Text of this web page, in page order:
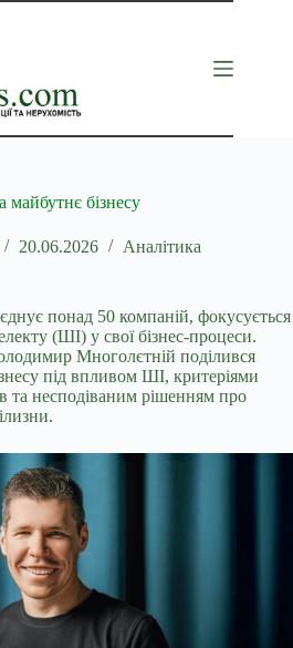
майбутнє бізнесу
20.06.2026 Аналітика
понад 50 компаній, фокусується
(ШІ) у свої бізнес-процеси.
Многолєтній поділився
під впливом ШІ, критеріями
та несподіваним рішенням про